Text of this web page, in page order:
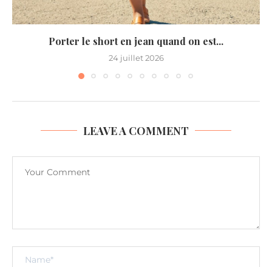
Porter le short en jean quand on est...
24 juillet 2026
LEAVE A COMMENT